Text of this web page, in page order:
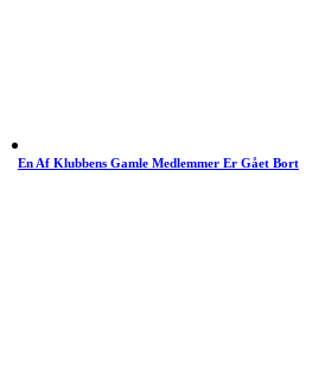
En Af Klubbens Gamle Medlemmer Er Gået Bort